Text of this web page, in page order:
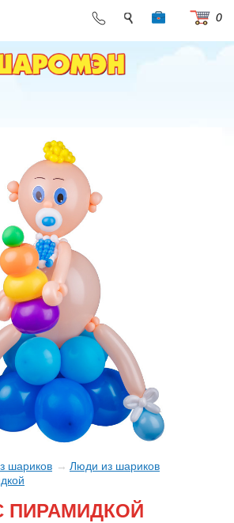
0
шариков
Люди из шариков
ПИРАМИДКОЙ